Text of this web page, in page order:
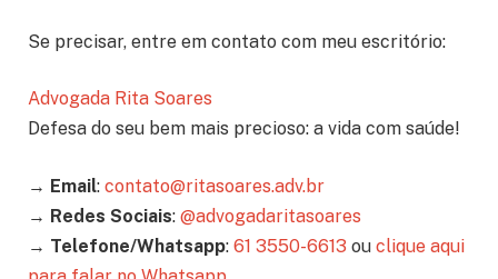
Se precisar, entre em contato com meu escritório:
Advogada Rita Soares
Defesa do seu bem mais precioso: a vida com saúde!
→ Email: contato@ritasoares.adv.br
→ Redes Sociais: @advogadaritasoares
→ Telefone/Whatsapp: 61 3550-6613 ou clique aqui